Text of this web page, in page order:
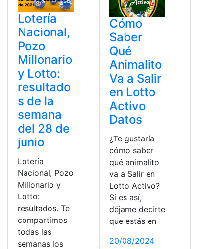
Lotería
Nacional,
Pozo
Millonario
y Lotto:
resultado
s de la
semana
del 28 de
junio
Lotería
Nacional, Pozo
Millonario y
Lotto:
resultados. Te
compartimos
todas las
semanas los
Cómo
Saber
Qué
Animalito
Va a Salir
en Lotto
Activo
Datos
¿Te gustaría
cómo saber
qué animalito
va a Salir en
Lotto Activo?
Si es así,
déjame decirte
que estás en
20/08/2024